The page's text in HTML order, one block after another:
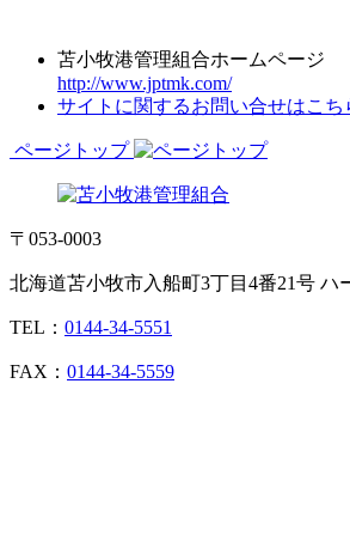
苫小牧港管理組合ホームページ
http://www.jptmk.com/
サイトに関するお問い合せはこち
ページトップ
〒053-0003
北海道苫小牧市入船町3丁目4番21号 ハ
TEL： 0144-34-5551
FAX： 0144-34-5559